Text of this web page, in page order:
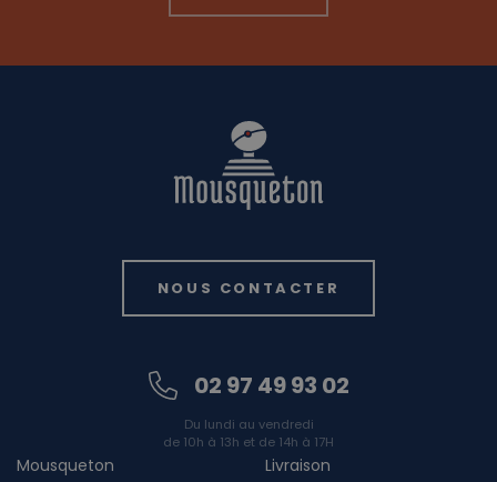
NOUS CONTACTER
02 97 49 93 02
Du lundi au vendredi
de 10h à 13h et de 14h à 17H
Mousqueton
Livraison